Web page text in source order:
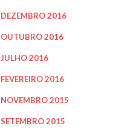
DEZEMBRO 2016
OUTUBRO 2016
JULHO 2016
FEVEREIRO 2016
NOVEMBRO 2015
SETEMBRO 2015